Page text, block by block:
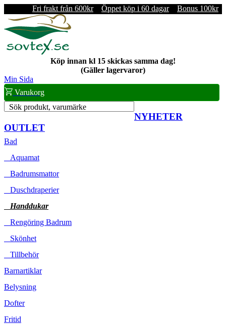
Fri frakt från 600kr Öppet köp i 60 dagar Bonus 100kr
Köp innan kl 15 skickas samma dag!
(Gäller lagervaror)
Min Sida
Varukorg
Sök produkt, varumärke
NYHETER
OUTLET
Bad
Aquamat
Badrumsmattor
Duschdraperier
Handdukar
Rengöring Badrum
Skönhet
Tillbehör
Barnartiklar
Belysning
Dofter
Fritid